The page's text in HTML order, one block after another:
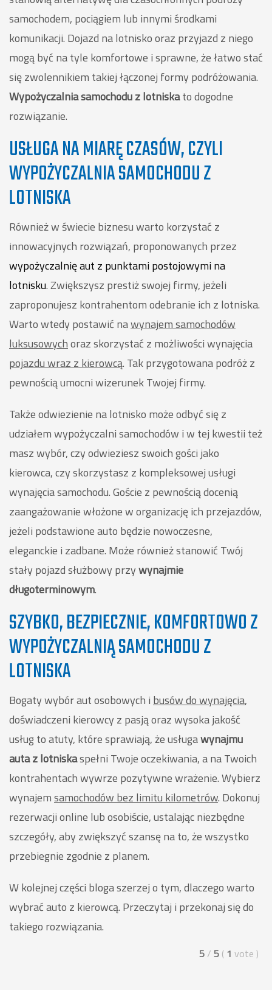
samochodem, pociągiem lub innymi środkami
komunikacji. Dojazd na lotnisko oraz przyjazd z niego
mogą być na tyle komfortowe i sprawne, że łatwo stać
się zwolennikiem takiej łączonej formy podróżowania.
Wypożyczalnia samochodu z lotniskato dogodne
rozwiązanie.
USŁUGA NA MIARĘ CZASÓW, CZYLI
WYPOŻYCZALNIA SAMOCHODU Z
LOTNISKA
Również w świecie biznesu warto korzystać z
innowacyjnych rozwiązań, proponowanych przez
wypożyczalnię aut z punktami postojowymi na
lotnisku. Zwiększysz prestiż swojej firmy, jeżeli
zaproponujesz kontrahentom odebranie ich z lotniska.
Warto wtedy postawić nawynajem samochodów
luksusowychoraz skorzystać z możliwości wynajęcia
pojazdu wraz z kierowcą. Tak przygotowana podróż z
pewnością umocni wizerunek Twojej firmy.
Także odwiezienie na lotnisko może odbyć się z
udziałem wypożyczalni samochodów i w tej kwestii też
masz wybór, czy odwieziesz swoich gości jako
kierowca, czy skorzystasz z kompleksowej usługi
wynajęcia samochodu. Goście z pewnością docenią
zaangażowanie włożone w organizację ich przejazdów,
jeżeli podstawione auto będzie nowoczesne,
eleganckie i zadbane. Może również stanowić Twój
stały pojazd służbowy przywynajmie
długoterminowym.
SZYBKO, BEZPIECZNIE, KOMFORTOWO Z
WYPOŻYCZALNIĄ SAMOCHODU Z
LOTNISKA
Bogaty wybór aut osobowych i busów do wynajęcia,
doświadczeni kierowcy z pasją oraz wysoka jakość
usług to atuty, które sprawiają, że usługawynajmu
auta z lotniskaspełni Twoje oczekiwania, a na Twoich
kontrahentach wywrze pozytywne wrażenie. Wybierz
wynajemsamochodów bez limitu kilometrów. Dokonuj
rezerwacji online lub osobiście, ustalając niezbędne
szczegóły, aby zwiększyć szansę na to, że wszystko
przebiegnie zgodnie z planem.
W kolejnej części bloga szerzej o tym, dlaczego warto
wybrać auto z kierowcą. Przeczytaj i przekonaj się do
takiego rozwiązania.
5 / 5 ( 1 vote )